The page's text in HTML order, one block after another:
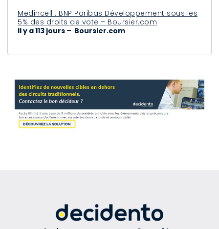
Medincell : BNP Paribas Développement sous les
5% des droits de vote – Boursier.com
Il y a 113 jours – Boursier.com